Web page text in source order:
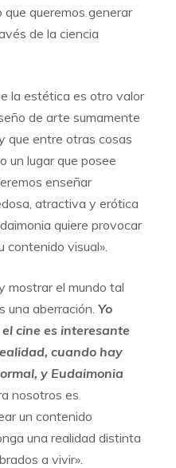
que queremos generar
de la ciencia
la estética es otro valor
de arte sumamente
que entre otras cosas
un lugar que posee
enseñar
atractiva y erótica
quiere provocar
contenido visual».
mostrar el mundo tal
una aberración. Yo
cine es interesante
cuando hay
y Eudaimonia
nosotros es
un contenido
una realidad distinta
a vivir».